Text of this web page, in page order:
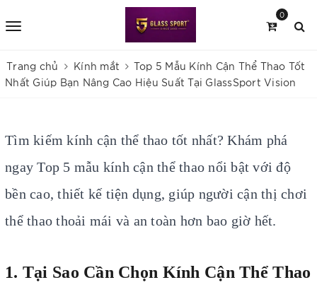
0
Trang chủ Kính mắt
Top 5 Mẫu Kính Cận Thể Thao Tốt
Nhất Giúp Bạn Nâng Cao Hiệu Suất Tại GlassSport Vision
Tìm kiếm kính cận thể thao tốt nhất? Khám phá
ngay Top 5 mẫu kính cận thể thao nổi bật với độ
bền cao, thiết kế tiện dụng, giúp người cận thị chơi
thể thao thoải mái và an toàn hơn bao giờ hết.
1. Tại Sao Cần Chọn Kính Cận Thể Thao